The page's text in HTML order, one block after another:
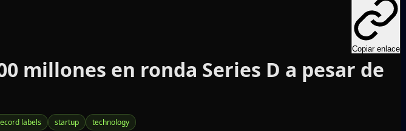
Copiar enlace
millones en ronda Series D a pesar de
labels startup technology